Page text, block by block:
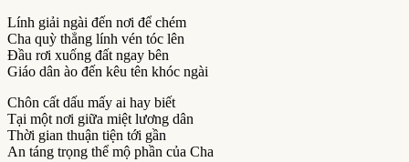
Lính giải ngài đến nơi để chém
Cha quỳ thẳng lính vén tóc lên
Ðầu rơi xuống đất ngay bên
Giáo dân ào đến kêu tên khóc ngài
Chôn cất dấu mấy ai hay biết
Tại một nơi giữa miệt lương dân
Thời gian thuận tiện tới gần
An táng trọng thể mộ phần của Cha